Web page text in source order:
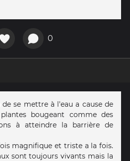
0
se mettre à l'eau a cause de
bougeant comme des
à atteindre la barrière de
magnifique et triste a la fois.
sont toujours vivants mais la